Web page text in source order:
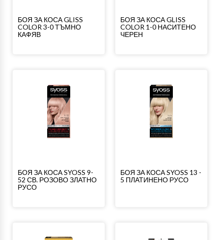
БОЯ ЗА КОСА GLISS
COLOR 3-0 ТЪМНО
КАФЯВ
БОЯ ЗА КОСА GLISS
COLOR 1-0 НАСИТЕНО
ЧЕРЕН
БОЯ ЗА КОСА SYOSS 9-
52 СВ. РОЗОВО ЗЛАТНО
РУСО
БОЯ ЗА КОСА SYOSS 13 -
5 ПЛАТИНЕНО РУСО